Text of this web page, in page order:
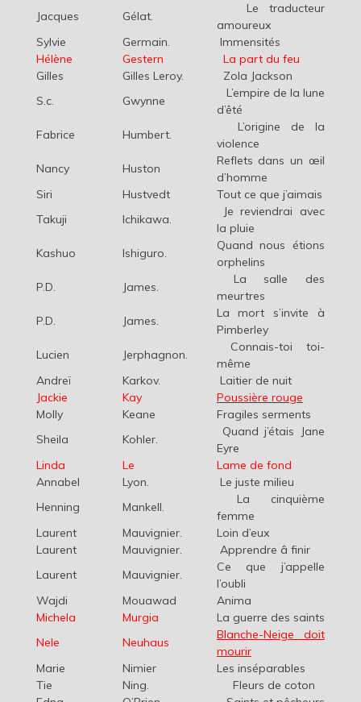
Jacques
Gélat.
Le traducteur
amoureux
Sylvie
Germain.
Immensités
Hélène
Gestern
La part du feu
Gilles
Gilles Leroy.
Zola Jackson
S.c.
Gwynne
L’empire de la lune
d’êté
Fabrice
Humbert.
L’origine de la
violence
Nancy
Huston
Reflets dans un œil
d’homme
Siri
Hustvedt
Tout ce que j’aimais
Takuji
Ichikawa.
Je reviendrai avec
la pluie
Kashuo
Ishiguro.
Quand nous étions
orphelins
P.D.
James.
La salle des
meurtres
P.D.
James.
La mort s’invite à
Pimberley
Lucien
Jerphagnon.
Connais-toi toi-
même
Andreï
Karkov.
Laitier de nuit
Jackie
Kay
Poussière rouge
Molly
Keane
Fragiles serments
Sheila
Kohler.
Quand j’étais Jane
Eyre
Linda
Le
Lame de fond
Annabel
Lyon.
Le juste milieu
Henning
Mankell.
La cinquième
femme
Laurent
Mauvignier.
Loin d’eux
Laurent
Mauvignier.
Apprendre â finir
Laurent
Mauvignier.
Ce que j’appelle
l’oubli
Wajdi
Mouawad
Anima
Michela
Murgia
La guerre des saints
Nele
Neuhaus
Blanche-Neige doit
mourir
Marie
Nimier
Les inséparables
Tie
Ning.
Fleurs de coton